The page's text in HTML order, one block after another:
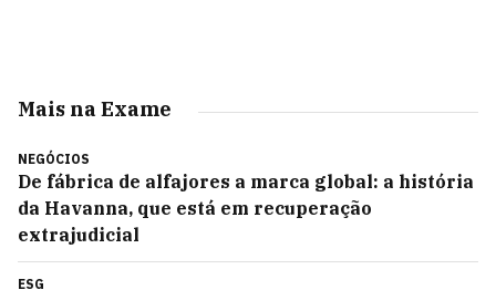
Mais na Exame
NEGÓCIOS
De fábrica de alfajores a marca global: a história
da Havanna, que está em recuperação
extrajudicial
ESG